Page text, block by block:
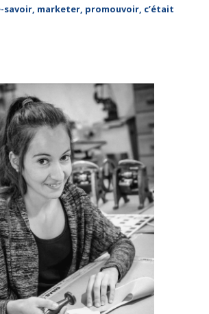
savoir, marketer, promouvoir, c’était